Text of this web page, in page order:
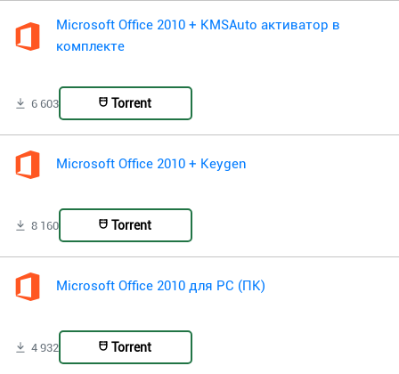
Microsoft Office 2010 + KMSAuto активатор в
комплекте
6 603 Torrent
Microsoft Office 2010 + Keygen
8 160 Torrent
Microsoft Office 2010 для PC (ПК)
4 932 Torrent